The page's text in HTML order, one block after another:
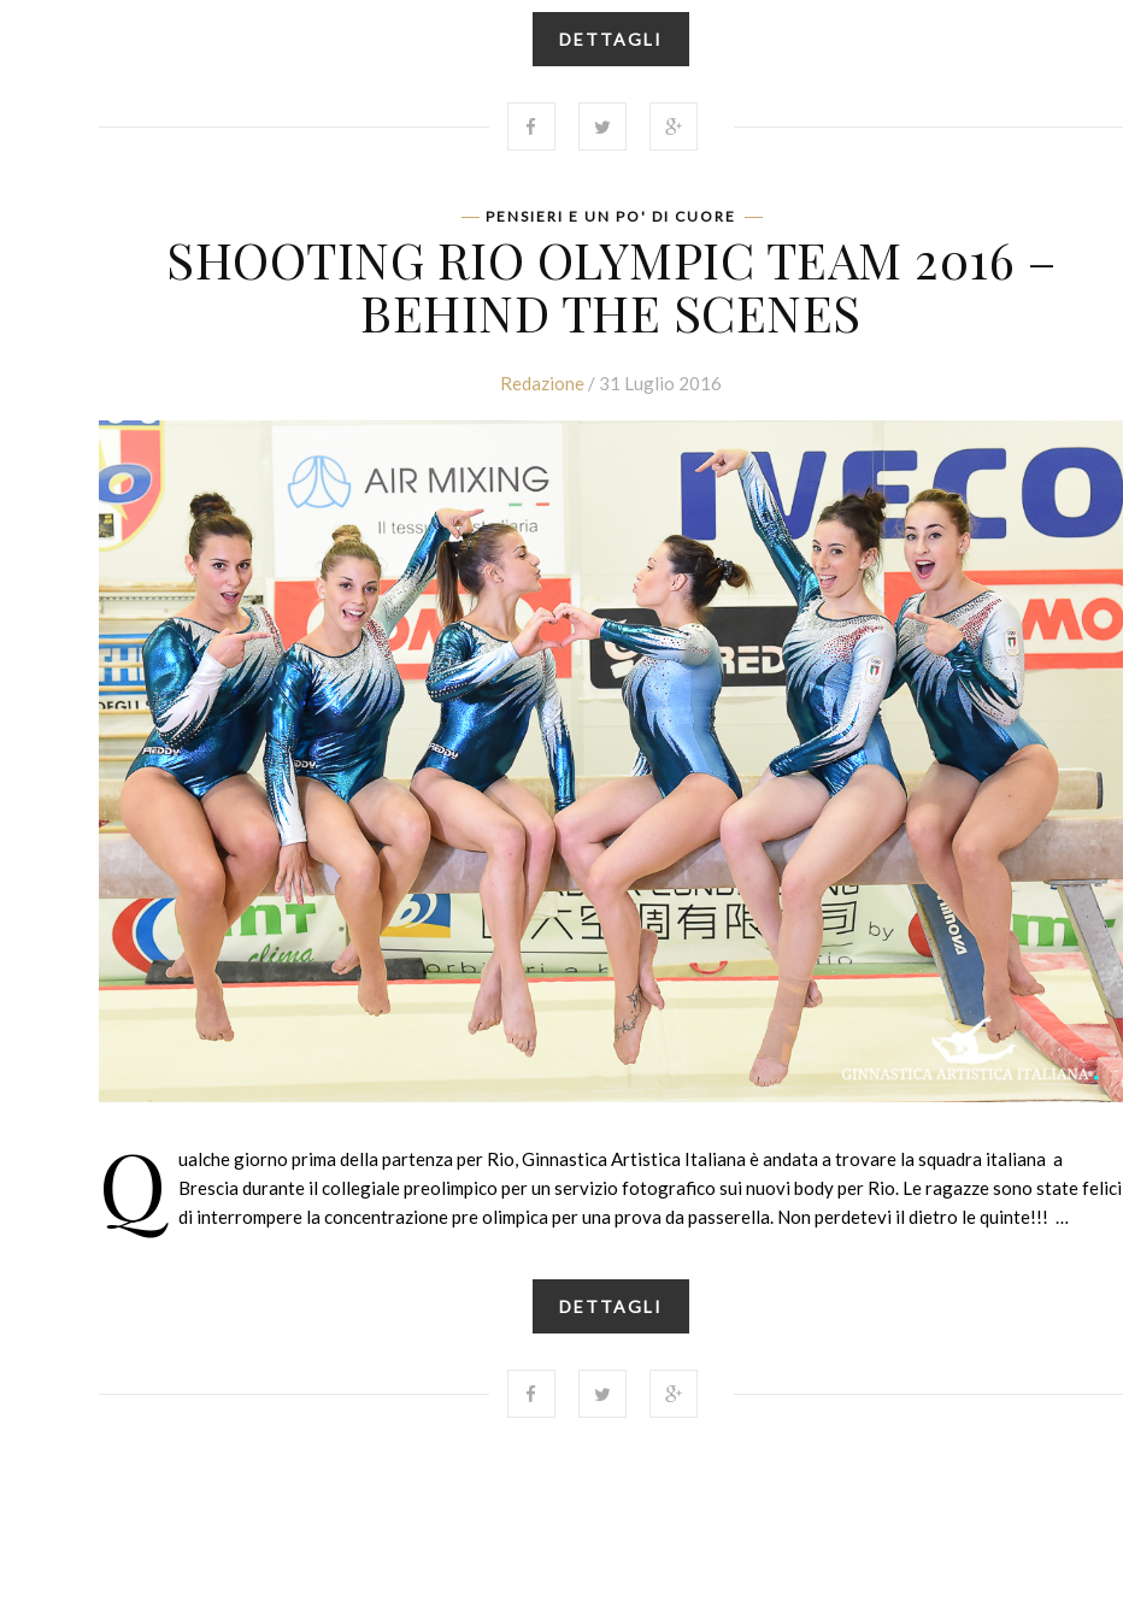
DETTAGLI
PENSIERI E UN PO' DI CUORE
SHOOTING RIO OLYMPIC TEAM 2016 –
BEHIND THE SCENES
Redazione / 31 Luglio 2016
Q
ualche giorno prima della partenza per Rio, Ginnastica Artistica Italiana è andata a trovare la squadra italiana a
Brescia durante il collegiale preolimpico per un servizio fotografico sui nuovi body per Rio. Le ragazze sono state felici
di interrompere la concentrazione pre olimpica per una prova da passerella. Non perdetevi il dietro le quinte!!! …
DETTAGLI